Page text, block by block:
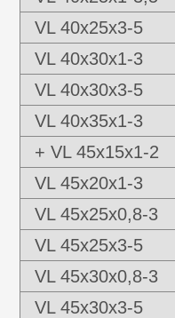
VL 40x25x3-5
VL 40x30x1-3
VL 40x30x3-5
VL 40x35x1-3
+ VL 45x15x1-2
VL 45x20x1-3
VL 45x25x0,8-3
VL 45x25x3-5
VL 45x30x0,8-3
VL 45x30x3-5